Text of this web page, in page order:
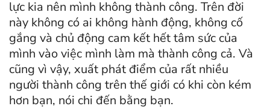
lực kia nên mình không thành công. Trên đời
này không có ai không hành động, không cố
gắng và chủ động cam kết hết tâm sức của
mình vào việc mình làm mà thành công cả. Và
cũng vì vậy, xuất phát điểm của rất nhiều
người thành công trên thế giới có khi còn kém
hơn bạn, nói chi đến bằng bạn.